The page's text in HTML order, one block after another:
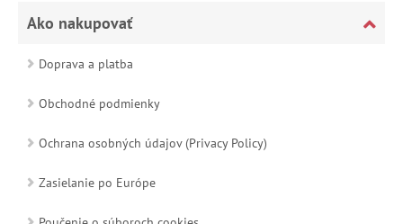
Ako nakupovať
Doprava a platba
Obchodné podmienky
Ochrana osobných údajov (Privacy Policy)
Zasielanie po Európe